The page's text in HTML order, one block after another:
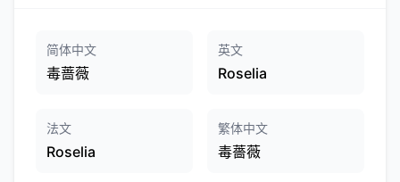
简体中文
毒蔷薇
英文
Roselia
法文
Roselia
繁体中文
毒薔薇